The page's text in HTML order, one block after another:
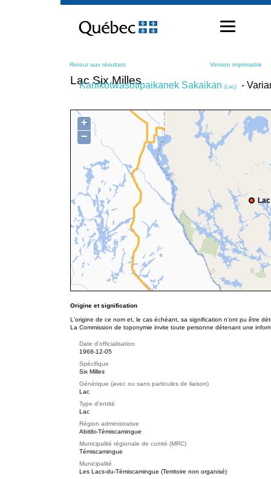
contenu
Retour aux résultats Version imprimable
Lac Six Milles
Kanikotwasotipaikanek Sakaikan (Lac) -
+
−
Origine et signification
L'origine de ce nom et, le cas échéant, sa signification n’ont pu être
La Commission de toponymie invite toute personne détenant une
Date d'officialisation
1968-12-05
Spécifique
Six Milles
Générique (avec ou sans particules de liaison)
Lac
Type d'entité
Lac
Région administrative
Abitibi-Témiscamingue
Municipalité régionale de comté (MRC)
Témiscamingue
Municipalité
Les Lacs-du-Témiscamingue (Territoire non organisé)